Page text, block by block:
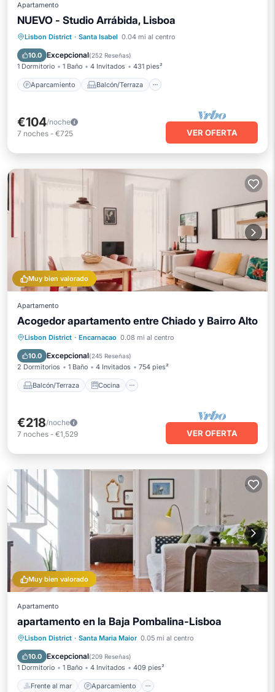
Apartamento
NUEVO - Studio Arrábida, Lisboa
Lisbon District · Santa Isabel 0.04 mi al centro
10.0 Excepcional(252 Reseñas)
1 Dormitorio 1 Baño 4 Invitados 431 pies²
Aparcamiento Balcón/Terraza
Aparcamiento
Balcón/Terraza
Cocina
Aire acondicionado
€104/noche
7 noches - €725 VER OFERTA
Muy bien valorado
Apartamento
Acogedor apartamento entre Chiado y Bairro Alto
Lisbon District · Encarnacao 0.08 mi al centro
10.0 Excepcional(245 Reseñas)
2 Dormitorios 1 Baño 4 Invitados 754 pies²
Balcón/Terraza Cocina
Balcón/Terraza
Cocina
Aire acondicionado
€218/noche
7 noches - €1,529 VER OFERTA
Muy bien valorado
Apartamento
apartamento en la Baja Pombalina-Lisboa
Lisbon District · Santa Maria Maior 0.05 mi al centro
10.0 Excepcional(209 Reseñas)
1 Dormitorio 1 Baño 4 Invitados 409 pies²
Frente al mar Aparcamiento
Frente al mar
Aparcamiento
Vista al mar
Vistas